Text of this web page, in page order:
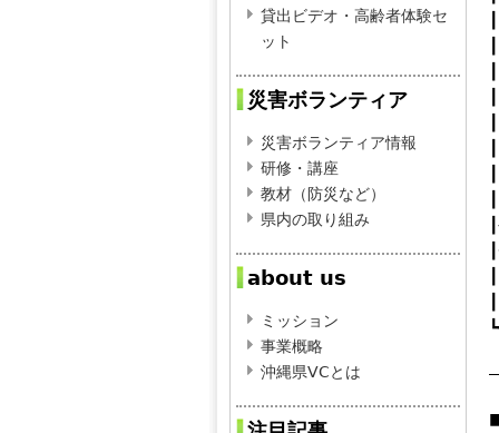
貸出ビデオ・高齢者体験セ
ット
災害ボランティア
災害ボランティア情報
研修・講座
教材（防災など）
県内の取り組み
about us
ミッション
事業概略
沖縄県VCとは